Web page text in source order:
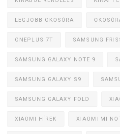
LEGJOBB OKOSÓRA
ONEPLUS 7T SAMSUNG
SAMSUNG GALAXY NOTE 9
SAMSUNG GALAXY S9
SAMSUNG GALAXY FOLD
XIAOMI HÍREK XIAOMI MI